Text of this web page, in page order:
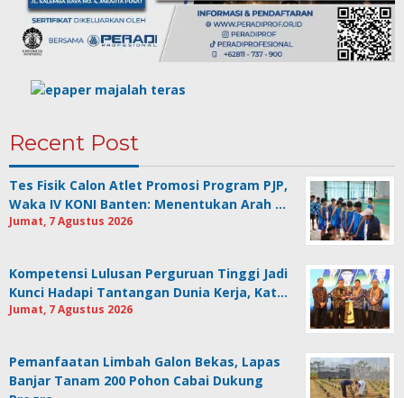
Recent Post
Tes Fisik Calon Atlet Promosi Program PJP,
Waka IV KONI Banten: Menentukan Arah …
Jumat, 7 Agustus 2026
Kompetensi Lulusan Perguruan Tinggi Jadi
Kunci Hadapi Tantangan Dunia Kerja, Kat…
Jumat, 7 Agustus 2026
Pemanfaatan Limbah Galon Bekas, Lapas
Banjar Tanam 200 Pohon Cabai Dukung